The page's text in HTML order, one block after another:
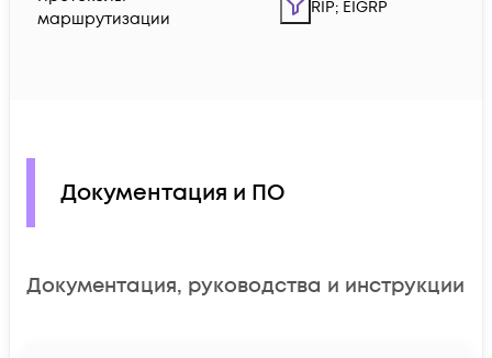
маршрутизации
RIP; EIGRP
Документация и ПО
Документация, руководства и инструкции